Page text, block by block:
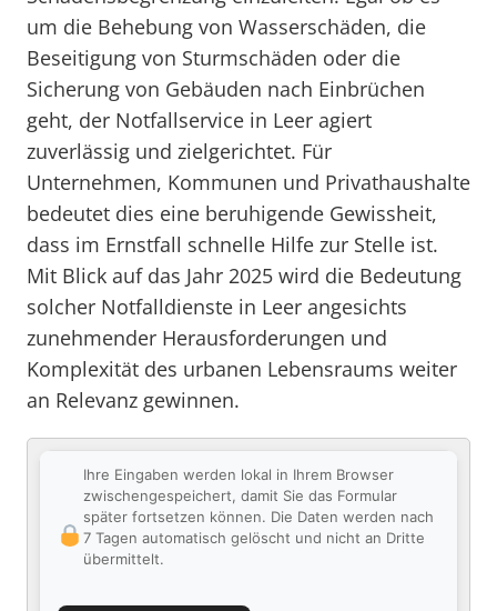
um die Behebung von Wasserschäden, die
Beseitigung von Sturmschäden oder die
Sicherung von Gebäuden nach Einbrüchen
geht, der Notfallservice in Leer agiert
zuverlässig und zielgerichtet. Für
Unternehmen, Kommunen und Privathaushalte
bedeutet dies eine beruhigende Gewissheit,
dass im Ernstfall schnelle Hilfe zur Stelle ist.
Mit Blick auf das Jahr 2025 wird die Bedeutung
solcher Notfalldienste in Leer angesichts
zunehmender Herausforderungen und
Komplexität des urbanen Lebensraums weiter
an Relevanz gewinnen.
Ihre Eingaben werden lokal in Ihrem Browser
zwischengespeichert, damit Sie das Formular
später fortsetzen können. Die Daten werden nach
7 Tagen automatisch gelöscht und nicht an Dritte
übermittelt.